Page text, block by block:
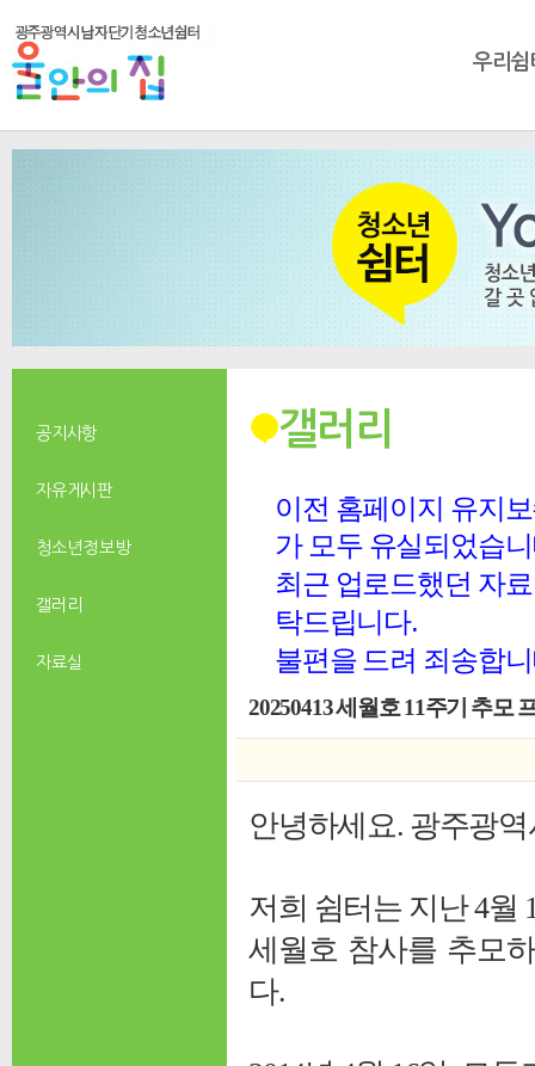
우리쉼
공지사항
자유게시판
청소년 정보방
갤러리
자료실
갤러리
이전 홈페이지 유지
가 모두 유실되었습
최근 업로드했던 자
탁드립니다.
불편을 드려 죄송합
20250413 세월호 11주기 추모
안녕하세요. 광주광
저희 쉼터는 지난 4월
세월호 참사를 추모
다.